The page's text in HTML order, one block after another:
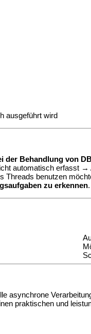
ausgeführt wird
der Behandlung von
automatisch erfasst →
Threads benutzen
zu erkennen.
asynchrone
praktischen und